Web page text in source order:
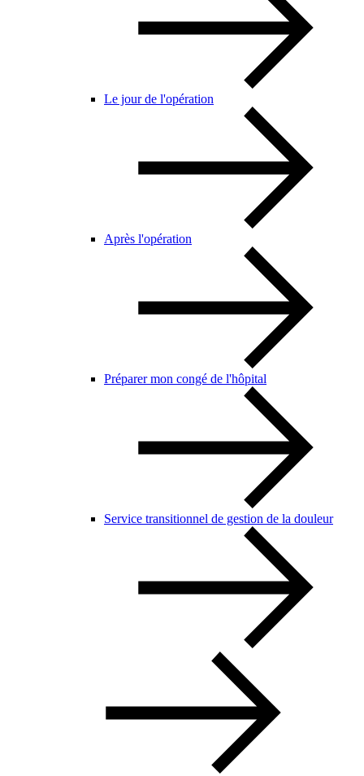
Le jour de l'opération
Après l'opération
Préparer mon congé de l'hôpital
Service transitionnel de gestion de la douleur